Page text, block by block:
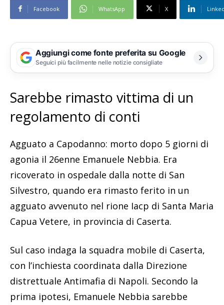
Facebook WhatsApp X
Aggiungi come fonte preferita su Google
Seguici più facilmente nelle notizie consigliate
Sarebbe rimasto vittima di un
regolamento di conti
Agguato a Capodanno: morto dopo 5 giorni di
agonia il 26enne Emanuele Nebbia. Era
ricoverato in ospedale dalla notte di San
Silvestro, quando era rimasto ferito in un
agguato avvenuto nel rione Iacp di Santa Maria
Capua Vetere, in provincia di Caserta.
Sul caso indaga la squadra mobile di Caserta,
con l’inchiesta coordinata dalla Direzione
distrettuale Antimafia di Napoli. Secondo la
prima ipotesi, Emanuele Nebbia sarebbe